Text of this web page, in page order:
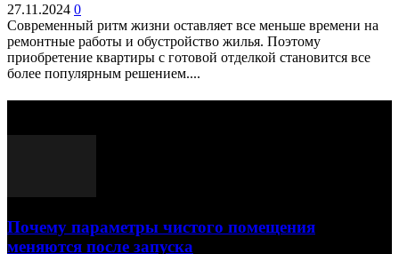
27.11.2024 0
Современный ритм жизни оставляет все меньше времени на
ремонтные работы и обустройство жилья. Поэтому
приобретение квартиры с готовой отделкой становится все
более популярным решением....
Почему параметры чистого помещения
меняются после запуска